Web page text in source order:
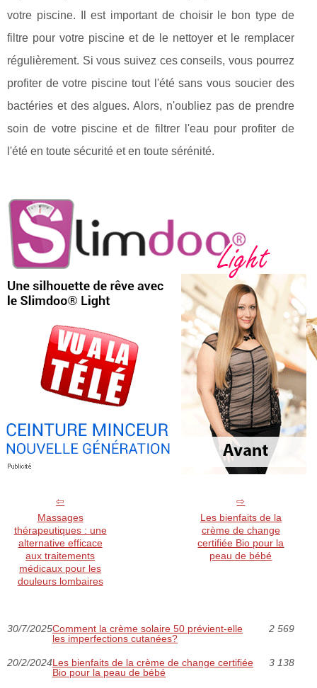
votre piscine. Il est important de choisir le bon type de
filtre pour votre piscine et de le nettoyer et le remplacer
régulièrement. Si vous suivez ces conseils, vous pourrez
profiter de votre piscine tout l'été sans vous soucier des
bactéries et des algues. Alors, n'oubliez pas de prendre
soin de votre piscine et de filtrer l'eau pour profiter de
l'été en toute sécurité et en toute sérénité.
Massages
thérapeutiques : une
alternative efficace
aux traitements
médicaux pour les
douleurs lombaires
Les bienfaits de la
crème de change
certifiée Bio pour la
peau de bébé
30/7/2025Comment la crème solaire 50 prévient-elle
les imperfections cutanées?
2 569
20/2/2024Les bienfaits de la crème de change certifiée
Bio pour la peau de bébé
3 138